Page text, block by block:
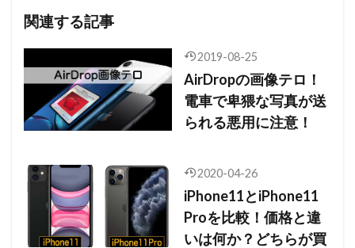
関連する記事
2019-08-25
AirDropの画像テロ！
電車で卑猥な写真が送
られる悪用に注意！
2020-04-26
iPhone11とiPhone11
Proを比較！価格と違
いは何か？どちらが買